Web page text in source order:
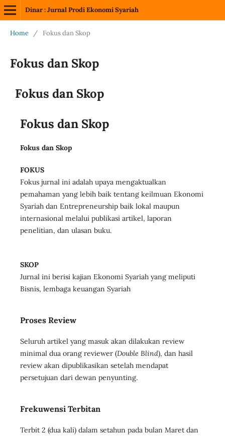
Dinar : Jurnal Prodi Ekonomi Syariah
Home / Fokus dan Skop
Fokus dan Skop
Fokus dan Skop
Fokus dan Skop
Fokus dan Skop
FOKUS
Fokus jurnal ini adalah upaya mengaktualkan
pemahaman yang lebih baik tentang keilmuan Ekonomi
Syariah dan Entrepreneurship baik lokal maupun
internasional melalui publikasi artikel, laporan
penelitian, dan ulasan buku.
SKOP
Jurnal ini berisi kajian Ekonomi Syariah yang meliputi
Bisnis, lembaga keuangan Syariah
Proses Review
Seluruh artikel yang masuk akan dilakukan review
minimal dua orang reviewer (Double Blind), dan hasil
review akan dipublikasikan setelah mendapat
persetujuan dari dewan penyunting.
Frekuwensi Terbitan
Terbit 2 (dua kali) dalam setahun pada bulan Maret dan